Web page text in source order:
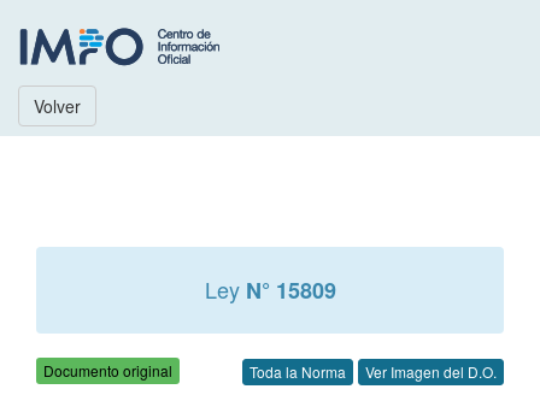
Volver
Ley N° 15809
Documento original Toda la Norma Ver Imagen del D.O.